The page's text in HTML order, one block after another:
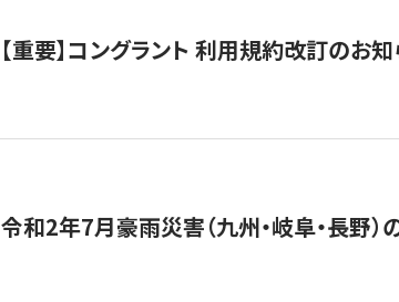
【重要】コングラント 利用規約改訂のお
令和2年7月豪雨災害（九州・岐阜・長野